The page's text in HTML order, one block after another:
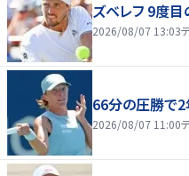
ズベレフ 9度
2026/08/07 13:03
66分の圧勝で
2026/08/07 11:00